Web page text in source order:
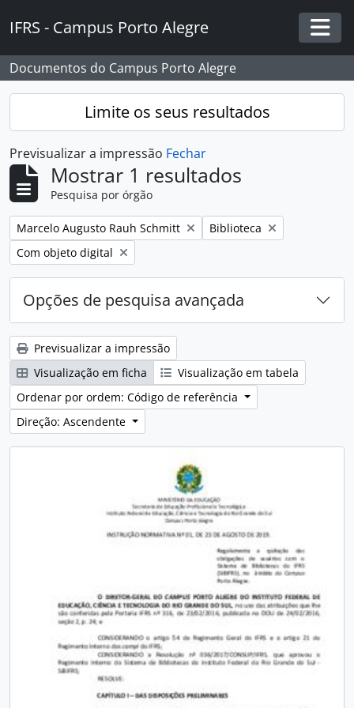
IFRS - Campus Porto Alegre
Documentos do Campus Porto Alegre
Limite os seus resultados
Previsualizar a impressão Fechar
Mostrar 1 resultados
Pesquisa por órgão
Remover filtro:
Marcelo Augusto Rauh Schmitt Remover filtro:
Biblioteca
Remover filtro:
Com objeto digital
Opções de pesquisa avançada
Previsualizar a impressão
Visualização em ficha
Visualização em tabela
Ordenar por ordem: Código de referência
Direção: Ascendente